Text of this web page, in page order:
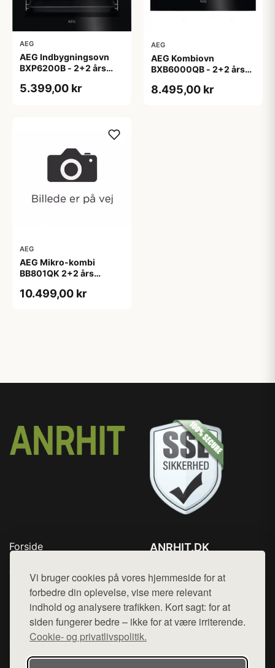
Vi bruger cookies på vores hjemmeside for at
forbedre din oplevelse, vise mere relevant
indhold og analysere trafikken. Kort sagt: for at
siden fungerer bedre – ikke for at være irriterende.
Cookie- og privatlivspolitik.
AEG
AEG Indbygningsovn
BXP6200B - 2+2 års
5.399,00 kr
AEG
AEG Kombiovn
BXB6000QB - 2+2 års
8.495,00 kr
AEG
AEG Mikro-kombi
BB801QK 2+2 års
10.499,00 kr
Forside
Top Rabatter
Blog
Kontakt
ANRHIT.DK
Mail: hej@want.dk
Cookie- og privatlivspolitik